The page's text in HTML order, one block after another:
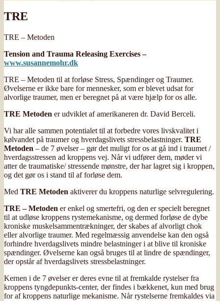
TRE
TRE – Metoden
Tension and Trauma Releasing Exercises–
www.susannemohr.dk
TRE – Metoden til at forløse Stress, Spændinger og Traumer.
Øvelserne er ikke bare for mennesker, som er blevet udsat for
alvorlige traumer, men er beregnet på at være hjælp for os alle.
TRE Metoden er udviklet af amerikaneren dr. David Berceli.
Vi har alle sammen potentialet til at forbedre vores livskvalitet i
kølvandet på traumer og hverdagslivets stressbelastninger. TRE
Metoden – de 7 øvelser – gør det muligt for os at gå ind i traumet /
hverdagsstressen ad kroppens vej. Når vi udfører dem, møder vi
atter de traumatiske/ stressende mønstre, der har lagret sig i kroppen,
og det gør os i stand til af forløse dem.
Med TRE Metoden aktiverer du kroppens naturlige selvregulering.
TRE – Metoden er enkel og smertefri, og den er specielt beregnet
til at udløse kroppens rystemekanisme, og dermed forløse de dybe
kroniske muskelsammentrækninger, der skabes af alvorligt chok
eller alvorlige traumer. Med regelmæssig anvendelse kan den også
forhindre hverdagslivets mindre belastninger i at blive til kroniske
spændinger. Øvelserne kan også bruges til at lindre de spændinger,
der opstår af hverdagslivets stressbelastninger.
Kernen i de 7 øvelser er deres evne til at fremkalde rystelser fra
kroppens tyngdepunkts-center, der findes i bækkenet, kun med brug
for af kroppens naturlige mekanisme. Når rystelserne fremkaldes via